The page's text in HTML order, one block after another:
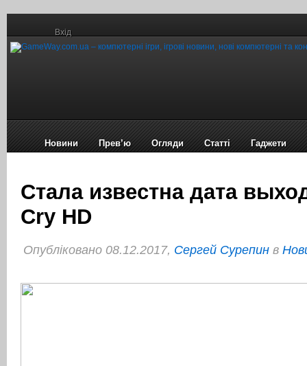
Вхід
Новини Прев’ю Огляди Статті Гаджети
Стала известна дата
Cry HD
Опубліковано 08.12.2017, Сергей Сурепин в